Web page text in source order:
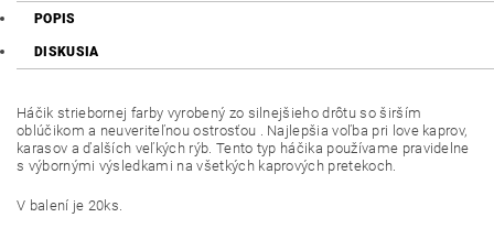
POPIS
DISKUSIA
Háčik striebornej farby vyrobený zo silnejšieho drôtu so širším
oblúčikom a neuveriteľnou ostrosťou . Najlepšia voľba pri love kaprov,
karasov a ďalších veľkých rýb. Tento typ háčika používame pravidelne
s výbornými výsledkami na všetkých kaprových pretekoch.
V balení je 20ks.